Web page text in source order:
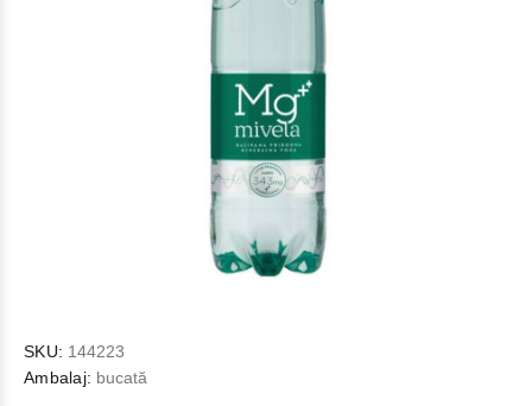
SKU: 144223
Ambalaj: bucată